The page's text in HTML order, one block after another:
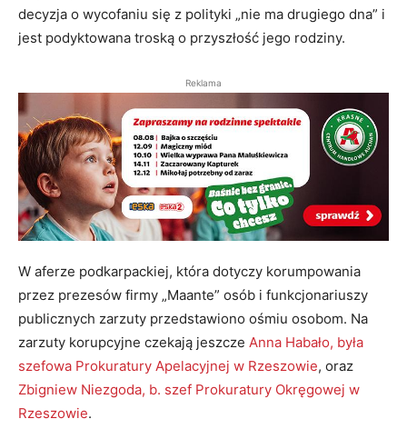
decyzja o wycofaniu się z polityki „nie ma drugiego dna” i
jest podyktowana troską o przyszłość jego rodziny.
Reklama
W aferze podkarpackiej, która dotyczy korumpowania
przez prezesów firmy „Maante” osób i funkcjonariuszy
publicznych zarzuty przedstawiono ośmiu osobom. Na
zarzuty korupcyjne czekają jeszcze Anna Habało, była
szefowa Prokuratury Apelacyjnej w Rzeszowie, oraz
Zbigniew Niezgoda, b. szef Prokuratury Okręgowej w
Rzeszowie.